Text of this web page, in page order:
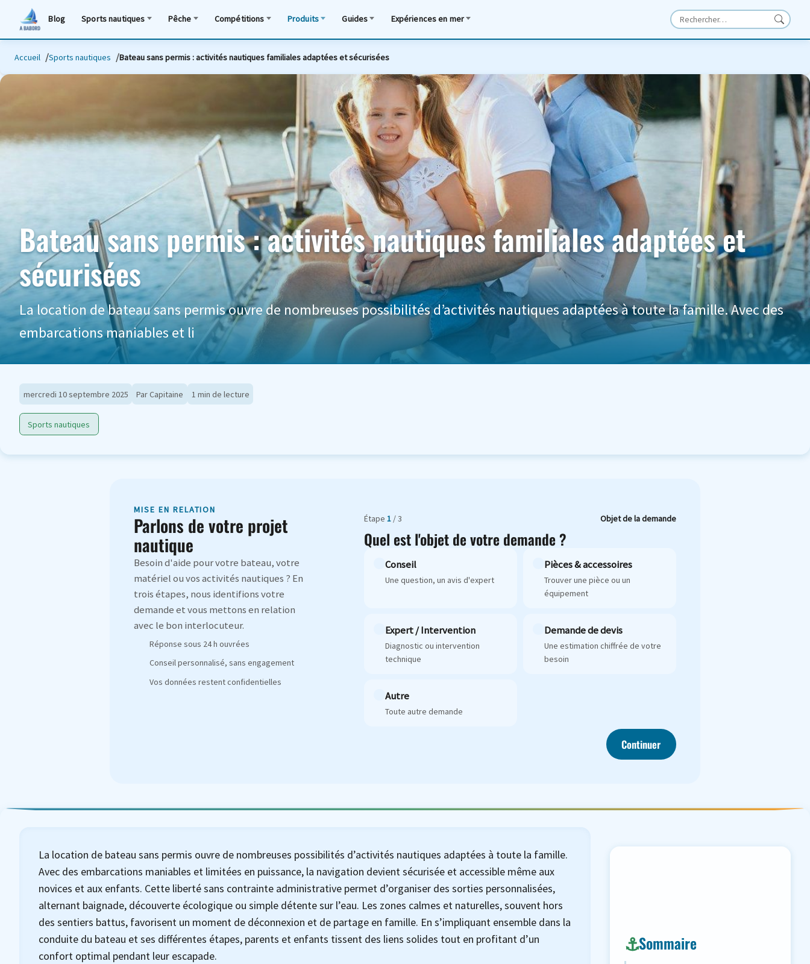
Blog Sports nautiques Pêche Compétitions Produits Guides Expériences en mer
Accueil Sports nautiques Bateau sans permis : activités nautiques familiales adaptées et sécurisées
Bateau sans permis : activités nautiques familiales adaptées et
sécurisées
La location de bateau sans permis ouvre de nombreuses possibilités d’activités nautiques adaptées à toute la famille. Avec des
embarcations maniables et li
mercredi 10 septembre 2025 Par Capitaine 1 min de lecture
Sports nautiques
MISE EN RELATION
Parlons de votre projet
nautique
Besoin d'aide pour votre bateau, votre
matériel ou vos activités nautiques ? En
trois étapes, nous identifions votre
demande et vous mettons en relation
avec le bon interlocuteur.
Réponse sous 24 h ouvrées
Conseil personnalisé, sans engagement
Vos données restent confidentielles
Étape1 / 3 Objet de la demande
Quel est l'objet de votre demande ?
Conseil
Une question, un avis d'expert
Pièces & accessoires
Trouver une pièce ou un
équipement
Expert / Intervention
Diagnostic ou intervention
technique
Demande de devis
Une estimation chiffrée de votre
besoin
Autre
Toute autre demande
Continuer
La location de bateau sans permis ouvre de nombreuses possibilités d’activités nautiques adaptées à toute la famille.
Avec des embarcations maniables et limitées en puissance, la navigation devient sécurisée et accessible même aux
novices et aux enfants. Cette liberté sans contrainte administrative permet d’organiser des sorties personnalisées,
alternant baignade, découverte écologique ou simple détente sur l’eau. Les zones calmes et naturelles, souvent hors
des sentiers battus, favorisent un moment de déconnexion et de partage en famille. En s’impliquant ensemble dans la
conduite du bateau et ses différentes étapes, parents et enfants tissent des liens solides tout en profitant d’un
confort optimal pendant leur escapade.
Sommaire